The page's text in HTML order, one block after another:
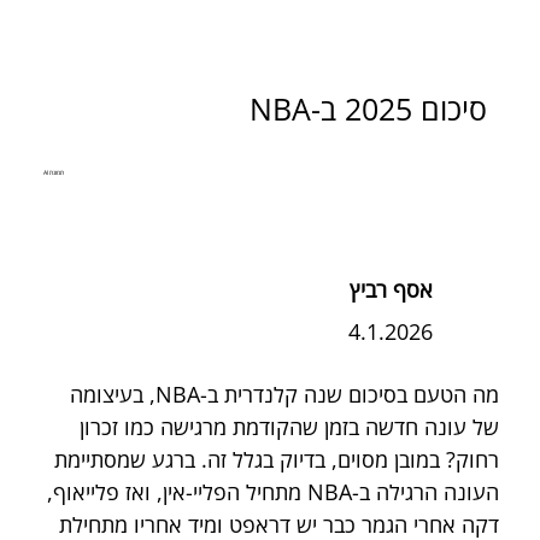
מה הטעם בסיכום שנה קלנדרית ב-NBA, בעיצומה
של עונה חדשה בזמן שהקודמת מרגישה כמו זכרון
רחוק? במובן מסוים, בדיוק בגלל זה. ברגע שמסתיימת
העונה הרגילה ב-NBA מתחיל הפליי-אין, ואז פלייאוף,
דקה אחרי הגמר כבר יש דראפט ומיד אחריו מתחילת
אסף רביץ
4.1.2026
תמונת AI
סיכום 2025 ב-NBA